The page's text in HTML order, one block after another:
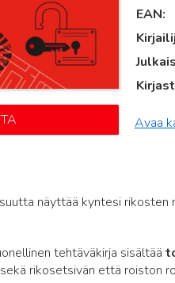
EAN
Avaa
näyttää kyntesi rikosten
tehtäväkirja sisältää
rikosetsivän että roiston